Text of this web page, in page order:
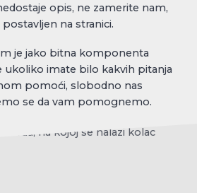
opis, ne zamerite nam,
na stranici.
je jako bitna komponenta
ukoliko imate bilo kakvih pitanja
pomoći, slobodno nas
se da vam pomognemo.